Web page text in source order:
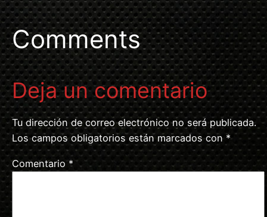
Comments
Deja un comentario
Tu dirección de correo electrónico no será publicada.
Los campos obligatorios están marcados con *
Comentario*